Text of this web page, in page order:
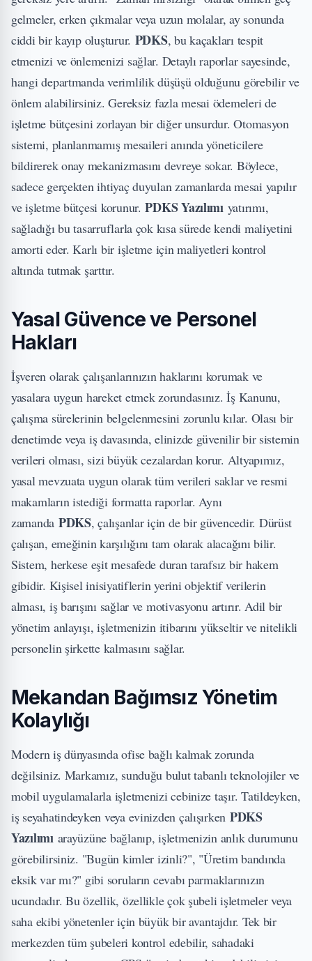
gelmeler, erken çıkmalar veya uzun molalar, ay sonunda
ciddi bir kayıp oluşturur. PDKS, bu kaçakları tespit
etmenizi ve önlemenizi sağlar. Detaylı raporlar sayesinde,
hangi departmanda verimlilik düşüşü olduğunu görebilir ve
önlem alabilirsiniz. Gereksiz fazla mesai ödemeleri de
işletme bütçesini zorlayan bir diğer unsurdur. Otomasyon
sistemi, planlanmamış mesaileri anında yöneticilere
bildirerek onay mekanizmasını devreye sokar. Böylece,
sadece gerçekten ihtiyaç duyulan zamanlarda mesai yapılır
ve işletme bütçesi korunur.PDKS Yazılımıyatırımı,
sağladığı bu tasarruflarla çok kısa sürede kendi maliyetini
amorti eder. Karlı bir işletme için maliyetleri kontrol
altında tutmak şarttır.
Yasal Güvence ve Personel
Hakları
İşveren olarak çalışanlarınızın haklarını korumak ve
yasalara uygun hareket etmek zorundasınız. İş Kanunu,
çalışma sürelerinin belgelenmesini zorunlu kılar. Olası bir
denetimde veya iş davasında, elinizde güvenilir bir sistemin
verileri olması, sizi büyük cezalardan korur. Altyapımız,
yasal mevzuata uygun olarak tüm verileri saklar ve resmi
makamların istediği formatta raporlar. Aynı
zamanda PDKS, çalışanlar için de bir güvencedir. Dürüst
çalışan, emeğinin karşılığını tam olarak alacağını bilir.
Sistem, herkese eşit mesafede duran tarafsız bir hakem
gibidir. Kişisel inisiyatiflerin yerini objektif verilerin
alması, iş barışını sağlar ve motivasyonu artırır. Adil bir
yönetim anlayışı, işletmenizin itibarını yükseltir ve nitelikli
personelin şirkette kalmasını sağlar.
Mekandan Bağımsız Yönetim
Kolaylığı
Modern iş dünyasında ofise bağlı kalmak zorunda
değilsiniz. Markamız, sunduğu bulut tabanlı teknolojiler ve
mobil uygulamalarla işletmenizi cebinize taşır. Tatildeyken,
iş seyahatindeyken veya evinizden çalışırken PDKS
Yazılımıarayüzüne bağlanıp, işletmenizin anlık durumunu
görebilirsiniz. "Bugün kimler izinli?", "Üretim bandında
eksik var mı?" gibi soruların cevabı parmaklarınızın
ucundadır. Bu özellik, özellikle çok şubeli işletmeler veya
saha ekibi yönetenler için büyük bir avantajdır. Tek bir
merkezden tüm şubeleri kontrol edebilir, sahadaki